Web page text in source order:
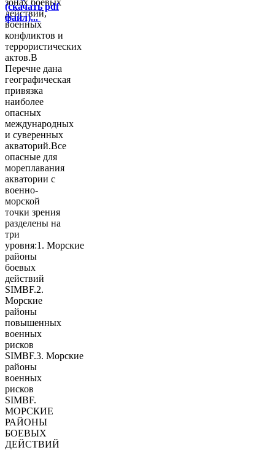
зонах боевых
действий,
военных
конфликтов и
террористических
актов.В
Перечне дана
географическая
привязка
наиболее
опасных
международных
и суверенных
акваторий.Все
опасные для
мореплавания
акватории с
военно-
морской
точки зрения
разделены на
три
уровня:1. Морские
районы
боевых
действий
SIMBF.2.
Морские
районы
повышенных
военных
рисков
SIMBF.3. Морские
районы
военных
рисков
SIMBF.
МОРСКИЕ
РАЙОНЫ
БОЕВЫХ
ДЕЙСТВИЙ
(скачать pdf
файл)...